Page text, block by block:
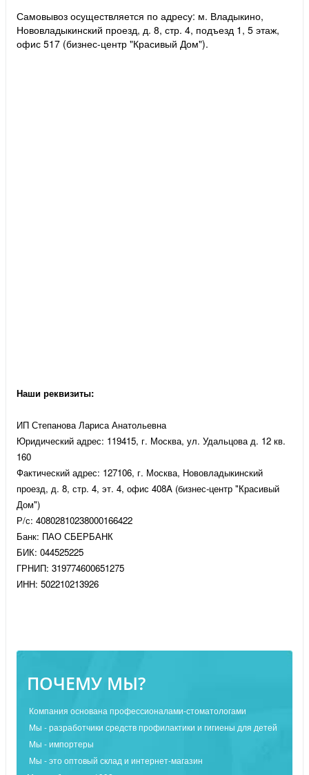
Самовывоз осуществляется по адресу: м. Владыкино,
Нововладыкинский проезд, д. 8, стр. 4, подъезд 1, 5 этаж,
офис 517 (бизнес-центр "Красивый Дом").
Наши реквизиты:
ИП Степанова Лариса Анатольевна
Юридический адрес: 119415, г. Москва, ул. Удальцова д. 12 кв.
160
Фактический адрес: 127106, г. Москва, Нововладыкинский
проезд, д. 8, стр. 4, эт. 4, офис 408A (бизнес-центр "Красивый
Дом")
Р/с: 40802810238000166422
Банк: ПАО СБЕРБАНК
БИК: 044525225
ГРНИП: 319774600651275
ИНН: 502210213926
ПОЧЕМУ МЫ?
Компания основана профессионалами-стоматологами
Мы - разработчики средств профилактики и гигиены для детей
Мы - импортеры
Мы - это оптовый склад и интернет-магазин